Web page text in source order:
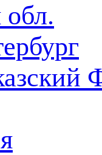
обл.